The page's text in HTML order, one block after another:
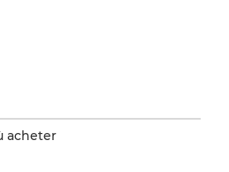
acheter